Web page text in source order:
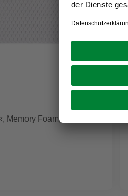
Memory Foam, LxB: 80x50